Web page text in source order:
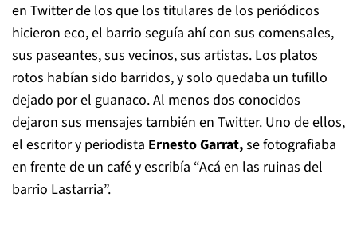
en Twitter de los que los titulares de los periódicos
hicieron eco, el barrio seguía ahí con sus comensales,
sus paseantes, sus vecinos, sus artistas. Los platos
rotos habían sido barridos, y solo quedaba un tufillo
dejado por el guanaco. Al menos dos conocidos
dejaron sus mensajes también en Twitter. Uno de ellos,
el escritor y periodista Ernesto Garrat,se fotografiaba
en frente de un café y escribía “Acá en las ruinas del
barrio Lastarria”.